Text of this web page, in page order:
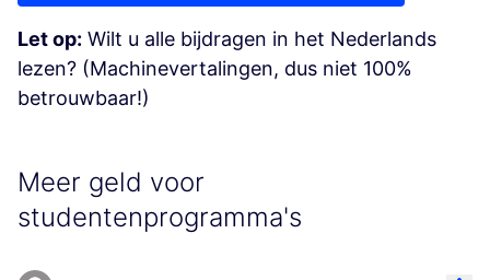
Let op: Wilt u alle bijdragen in het Nederlands
lezen? (Machinevertalingen, dus niet 100%
betrouwbaar!)
Meer geld voor
studentenprogramma's